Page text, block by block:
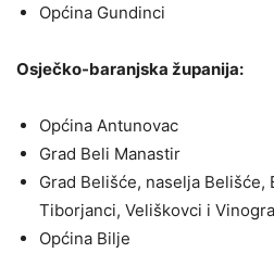
Općina Gundinci
Osječko-baranjska županija:
Općina Antunovac
Grad Beli Manastir
Grad Belišće, naselja Belišće,
Tiborjanci, Veliškovci i
Općina Bilje